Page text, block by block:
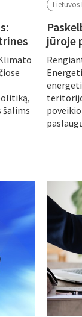
šalims
Lietuvos
jūroje